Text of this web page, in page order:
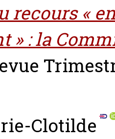
recours «
» : la
Clotilde